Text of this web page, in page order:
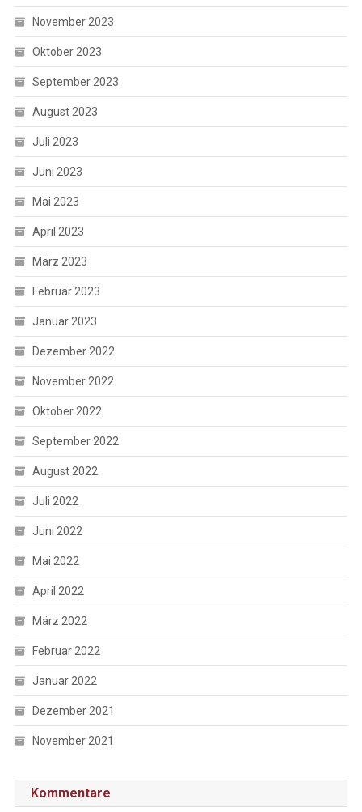
November 2023
Oktober 2023
September 2023
August 2023
Juli 2023
Juni 2023
Mai 2023
April 2023
März 2023
Februar 2023
Januar 2023
Dezember 2022
November 2022
Oktober 2022
September 2022
August 2022
Juli 2022
Juni 2022
Mai 2022
April 2022
März 2022
Februar 2022
Januar 2022
Dezember 2021
November 2021
Kommentare